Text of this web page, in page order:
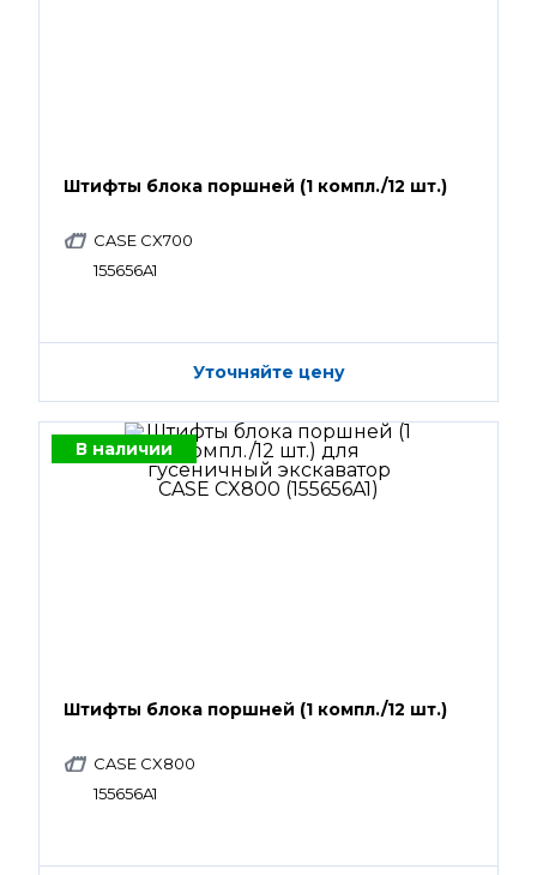
Штифты блока поршней (1 компл./12 шт.)
CASE CX700
155656A1
Уточняйте цену
В наличии
Штифты блока поршней (1 компл./12 шт.)
CASE CX800
155656A1